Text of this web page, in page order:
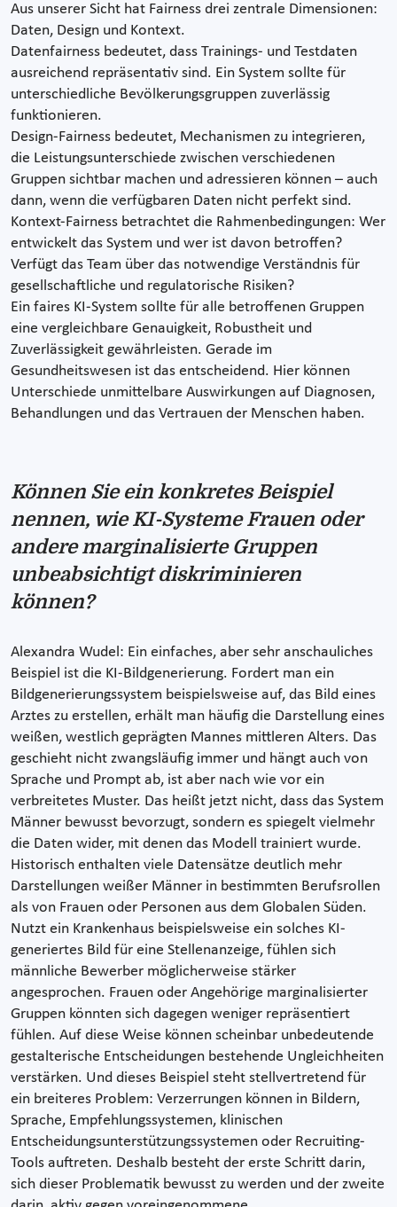
Aus unserer Sicht hat Fairness drei zentrale Dimensionen:
Daten, Design und Kontext.
Datenfairness bedeutet, dass Trainings- und Testdaten
ausreichend repräsentativ sind. Ein System sollte für
unterschiedliche Bevölkerungsgruppen zuverlässig
funktionieren.
Design-Fairness bedeutet, Mechanismen zu integrieren,
die Leistungsunterschiede zwischen verschiedenen
Gruppen sichtbar machen und adressieren können – auch
dann, wenn die verfügbaren Daten nicht perfekt sind.
Kontext-Fairness betrachtet die Rahmenbedingungen: Wer
entwickelt das System und wer ist davon betroffen?
Verfügt das Team über das notwendige Verständnis für
gesellschaftliche und regulatorische Risiken?
Ein faires KI-System sollte für alle betroffenen Gruppen
eine vergleichbare Genauigkeit, Robustheit und
Zuverlässigkeit gewährleisten. Gerade im
Gesundheitswesen ist das entscheidend. Hier können
Unterschiede unmittelbare Auswirkungen auf Diagnosen,
Behandlungen und das Vertrauen der Menschen haben.
Können Sie ein konkretes Beispiel
nennen, wie KI-Systeme Frauen oder
andere marginalisierte Gruppen
unbeabsichtigt diskriminieren
können?
Alexandra Wudel: Ein einfaches, aber sehr anschauliches
Beispiel ist die KI-Bildgenerierung. Fordert man ein
Bildgenerierungssystem beispielsweise auf, das Bild eines
Arztes zu erstellen, erhält man häufig die Darstellung eines
weißen, westlich geprägten Mannes mittleren Alters. Das
geschieht nicht zwangsläufig immer und hängt auch von
Sprache und Prompt ab, ist aber nach wie vor ein
verbreitetes Muster. Das heißt jetzt nicht, dass das System
Männer bewusst bevorzugt, sondern es spiegelt vielmehr
die Daten wider, mit denen das Modell trainiert wurde.
Historisch enthalten viele Datensätze deutlich mehr
Darstellungen weißer Männer in bestimmten Berufsrollen
als von Frauen oder Personen aus dem Globalen Süden.
Nutzt ein Krankenhaus beispielsweise ein solches KI-
generiertes Bild für eine Stellenanzeige, fühlen sich
männliche Bewerber möglicherweise stärker
angesprochen. Frauen oder Angehörige marginalisierter
Gruppen könnten sich dagegen weniger repräsentiert
fühlen. Auf diese Weise können scheinbar unbedeutende
gestalterische Entscheidungen bestehende Ungleichheiten
verstärken. Und dieses Beispiel steht stellvertretend für
ein breiteres Problem: Verzerrungen können in Bildern,
Sprache, Empfehlungssystemen, klinischen
Entscheidungsunterstützungssystemen oder Recruiting-
Tools auftreten. Deshalb besteht der erste Schritt darin,
sich dieser Problematik bewusst zu werden und der zweite